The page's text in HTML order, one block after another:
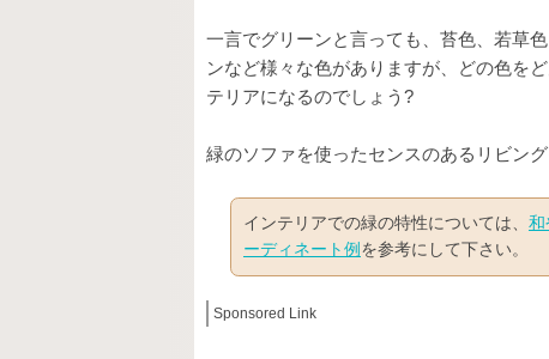
一言でグリーンと言っても、苔色、若草
ンなど様々な色がありますが、どの色を
テリアになるのでしょう?
緑のソファを使ったセンスのあるリビン
インテリアでの緑の特性については、 和
ーディネート例 を参考にして下さい。
Sponsored Link